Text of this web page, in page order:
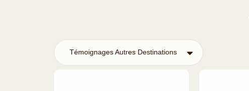
Témoignages Autres Destinations